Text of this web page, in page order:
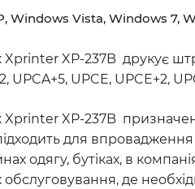
Windows Vista, Windows 7,
XP-237B друкує
UPCA+5, UPCE, UPCE+2,
XP-237B
для
одягу, бутіках, в
обслуговування, де